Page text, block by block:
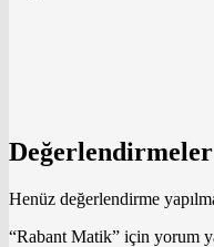
Değerlendirmeler
Henüz değerlendirme
“Rabant Matik” için yorum